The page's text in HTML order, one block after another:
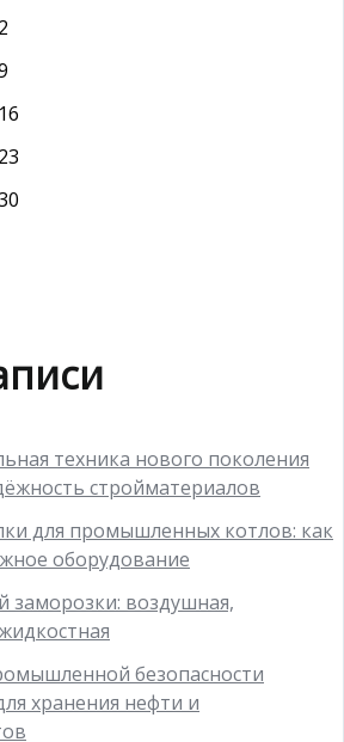
2
16
23
техника нового поколения
стройматериалов
для промышленных котлов: как
оборудование
воздушная,
безопасности
хранения нефти и